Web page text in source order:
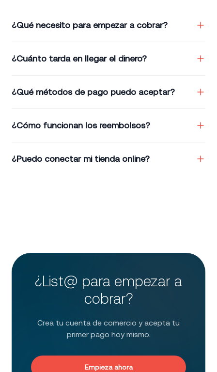
¿Qué necesito para empezar a cobrar?
¿Cuánto tarda en llegar el dinero?
¿Qué métodos de pago puedo aceptar?
¿Cómo funcionan los reembolsos?
¿Puedo conectar mi tienda online?
¿List@ para empezar a
cobrar?
Crea tu cuenta de comercio y acepta tu
primer pago hoy mismo.
Empieza ahora